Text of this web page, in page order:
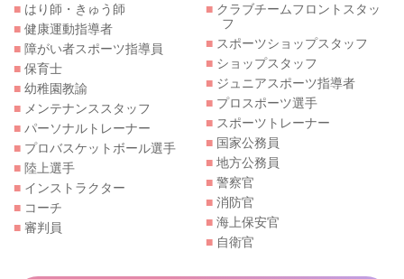
■ はり師・きゅう師
■ 健康運動指導者
■ 障がい者スポーツ指導員
■ 保育士
■ 幼稚園教諭
■ メンテナンススタッフ
■ パーソナルトレーナー
■ プロバスケットボール選手
■ 陸上選手
■ インストラクター
■ コーチ
■ 審判員
■ クラブチームフロントスタッ
フ
■ スポーツショップスタッフ
■ ショップスタッフ
■ ジュニアスポーツ指導者
■ プロスポーツ選手
■ スポーツトレーナー
■ 国家公務員
■ 地方公務員
■ 警察官
■ 消防官
■ 海上保安官
■ 自衛官